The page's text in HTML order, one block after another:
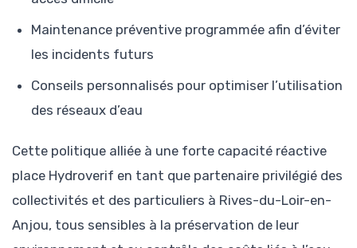
Maintenance préventive programmée afin d’éviter
les incidents futurs
Conseils personnalisés pour optimiser l’utilisation
des réseaux d’eau
Cette politique alliée à une forte capacité réactive
place Hydroverif en tant que partenaire privilégié des
collectivités et des particuliers à Rives-du-Loir-en-
Anjou, tous sensibles à la préservation de leur